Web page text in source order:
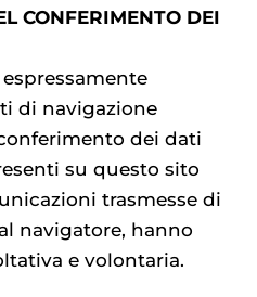
CONFERIMENTO DEI
di navigazione
dei dati
su questo sito
trasmesse di
navigatore, hanno
e volontaria.